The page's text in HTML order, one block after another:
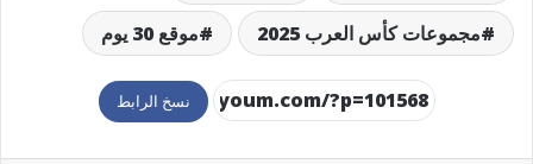
مجموعات كأس العرب 2025
موقع 30 يوم
نسخ الرابط